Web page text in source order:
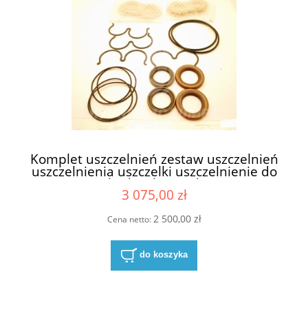
Komplet uszczelnień zestaw uszczelnień
uszczelnienia uszczelki uszczelnienie do
pompy hydrauliczna do pomp
hydraulicznych Hydreco David Brown
3 075,00 zł
Cena netto:2 500,00 zł
do koszyka